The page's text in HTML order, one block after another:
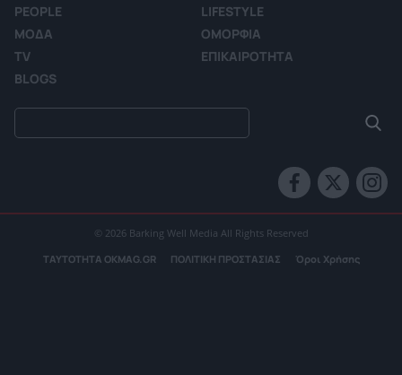
PEOPLE
LIFESTYLE
ΜΟΔΑ
ΟΜΟΡΦΙΑ
TV
ΕΠΙΚΑΙΡΟΤΗΤΑ
BLOGS
© 2026 Barking Well Media All Rights Reserved
ΤΑΥΤΟΤΗΤΑ OKMAG.GR ΠΟΛΙΤΙΚΗ ΠΡΟΣΤΑΣΙΑΣ Όροι Χρήσης